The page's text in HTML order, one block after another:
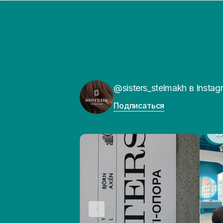
@sisters_stelmakh в
Подписаться